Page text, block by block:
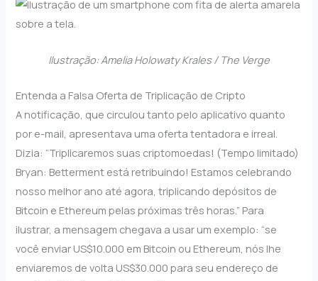
Ilustração: Amelia Holowaty Krales / The Verge
Entenda a Falsa Oferta de Triplicação de Cripto
A notificação, que circulou tanto pelo aplicativo quanto
por e-mail, apresentava uma oferta tentadora e irreal.
Dizia: “Triplicaremos suas criptomoedas! (Tempo limitado)
Bryan: Betterment está retribuindo! Estamos celebrando
nosso melhor ano até agora, triplicando depósitos de
Bitcoin e Ethereum pelas próximas três horas.” Para
ilustrar, a mensagem chegava a usar um exemplo: “se
você enviar US$10.000 em Bitcoin ou Ethereum, nós lhe
enviaremos de volta US$30.000 para seu endereço de